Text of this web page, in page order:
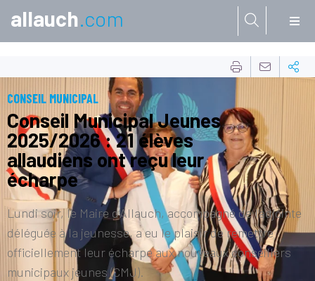
allauch.com
CONSEIL MUNICIPAL
Conseil Municipal Jeunes
2025/2026 : 21 élèves
allaudiens ont reçu leur
écharpe
Lundi soir, le Maire d’Allauch, accompagné de l’adjointe
déléguée à la jeunesse, a eu le plaisir de remettre
officiellement leur écharpe aux nouveaux conseillers
municipaux jeunes (CMJ).